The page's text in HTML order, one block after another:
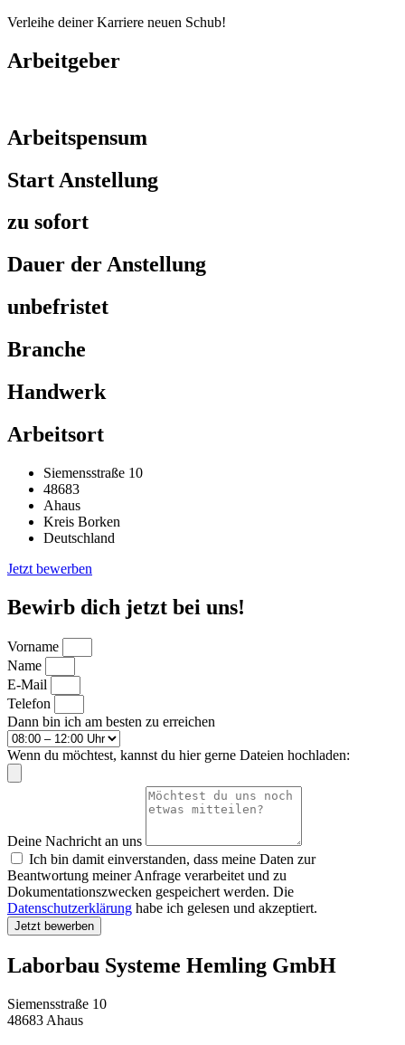
Verleihe deiner Karriere neuen Schub!
Arbeitgeber
Arbeitspensum
Start Anstellung
zu sofort
Dauer der Anstellung
unbefristet
Branche
Handwerk
Arbeitsort
Siemensstraße 10
48683
Ahaus
Kreis Borken
Deutschland
Jetzt bewerben
Bewirb dich jetzt bei uns!
Vorname
Name
E-Mail
Telefon
Dann bin ich am besten zu erreichen
Wenn du möchtest, kannst du hier gerne Dateien hochladen:
Deine Nachricht an uns
Ich bin damit einverstanden, dass meine Daten zur
Beantwortung meiner Anfrage verarbeitet und zu
Dokumentationszwecken gespeichert werden. Die
Datenschutzerklärung habe ich gelesen und akzeptiert.
Jetzt bewerben
Laborbau Systeme Hemling GmbH
Siemensstraße 10
48683 Ahaus